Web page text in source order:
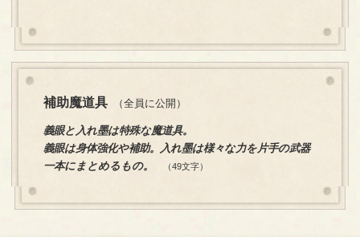
補助魔道具 （全員に公開）
義眼と入れ墨は特殊な魔道具。
義眼は身体強化や補助。入れ墨は様々な力を片手の武器
一本にまとめるもの。
（49文字）